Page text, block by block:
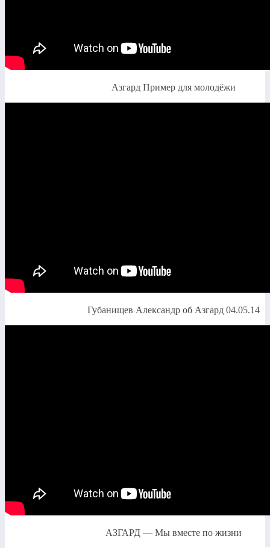
Азгард Пример для молодёжи
Губанищев Александр об Азгард 04.05.14
АЗГАРД — Мы вместе по жизни